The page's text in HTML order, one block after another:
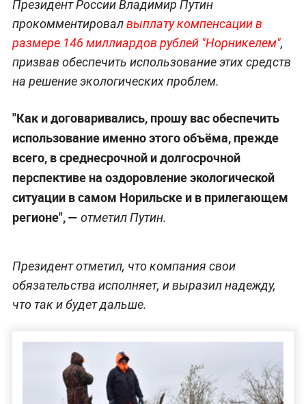
Президент России Владимир Путин
прокомментировалвыплату компенсации в
размере 146 миллиардов рублей "Норникелем",
призвав обеспечить использование этих средств
на решение экологических проблем.
"Как и договаривались, прошу вас обеспечить
использование именно этого объёма, прежде
всего, в среднесрочной и долгосрочной
перспективе на оздоровление экологической
ситуации в самом Норильске и в прилегающем
регионе", — отметил Путин.
Президент отметил, что компания свои
обязательства исполняет, и выразил надежду,
что так и будет дальше.